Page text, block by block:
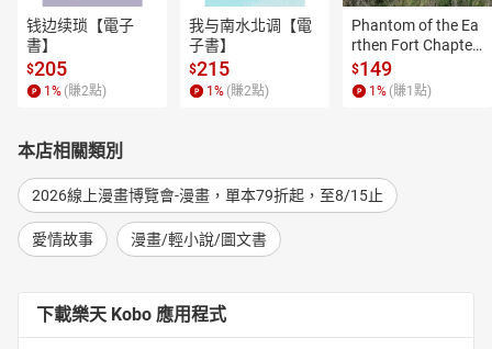
钱边续琐【電子
書】
$205
1 % (賺2點)
我与南水北调【電
子書】
$215
1 % (賺2點)
Phantom of the Ea
rthen Fort Chapter
4【有聲書】
$149
1 % (賺1 點)
本店相關類別
2026線上漫畫博覽會-漫畫，單本79折起，至8/15止
愛情故事 漫畫/輕小說/圖文書
下載樂天 Kobo 應用程式